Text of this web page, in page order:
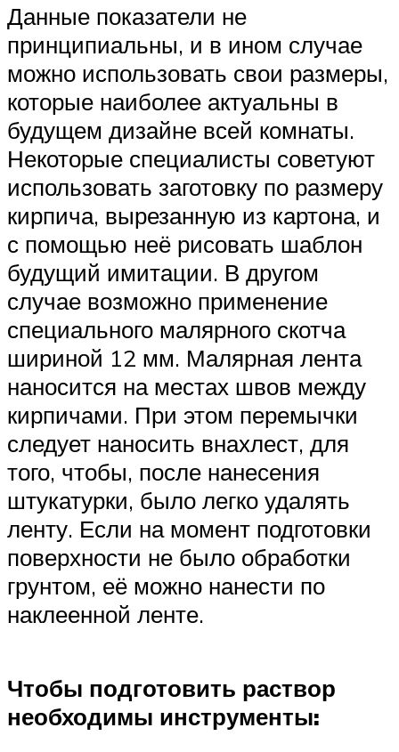
Данные показатели не
принципиальны, и в ином случае
можно использовать свои размеры,
которые наиболее актуальны в
будущем дизайне всей комнаты.
Некоторые специалисты советуют
использовать заготовку по размеру
кирпича, вырезанную из картона, и
с помощью неё рисовать шаблон
будущий имитации. В другом
случае возможно применение
специального малярного скотча
шириной 12 мм. Малярная лента
наносится на местах швов между
кирпичами. При этом перемычки
следует наносить внахлест, для
того, чтобы, после нанесения
штукатурки, было легко удалять
ленту. Если на момент подготовки
поверхности не было обработки
грунтом, её можно нанести по
наклеенной ленте.
Чтобы подготовить раствор
необходимы инструменты: